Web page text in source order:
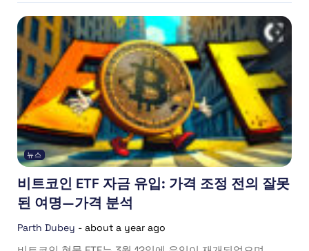
뉴스
비트코인 ETF 자금 유입: 가격 조정 전의 잘못
된 여명—가격 분석
Parth Dubey - about a year ago